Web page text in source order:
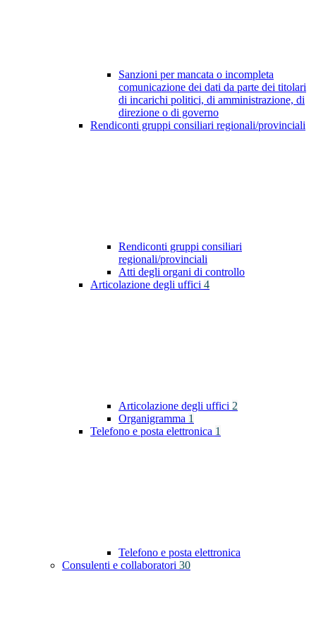
Sanzioni per mancata o incompleta
comunicazione dei dati da parte dei titolari
di incarichi politici, di amministrazione, di
direzione o di governo
Rendiconti gruppi consiliari regionali/provinciali
Rendiconti gruppi consiliari
regionali/provinciali
Atti degli organi di controllo
Articolazione degli uffici 4
Articolazione degli uffici 2
Organigramma 1
Telefono e posta elettronica 1
Telefono e posta elettronica
Consulenti e collaboratori 30